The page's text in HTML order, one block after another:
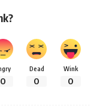
0
Dead
0
Wink
0